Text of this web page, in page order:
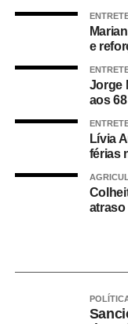
percurso entre o
aberto à
também passa a
esportiva dos
praia e futevôlei
A programação dos
modalidades
futsal, futebol sete,
bike, natação,
3×3, beach tennis,
Jogos
Gabriel
e
Jorge
aos
Lívia
férias